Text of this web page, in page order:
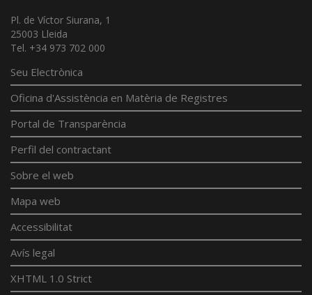
Pl. de Víctor Siurana, 1
25003 Lleida
Tel. +34 973 702 000
Seu Electrònica
Oficina d'Assistència en Matèria de Registres
Portal de Transparència
Perfil del contractant
Sobre el web
Mapa web
Accessibilitat
Avís legal
XHTML 1.0 Strict